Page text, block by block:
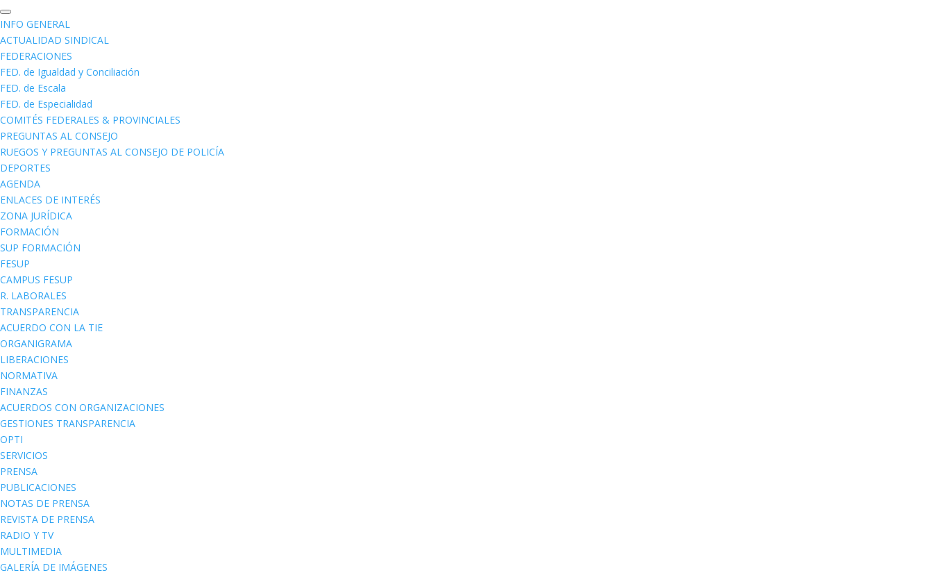
INFO GENERAL
ACTUALIDAD SINDICAL
FEDERACIONES
FED. de Igualdad y Conciliación
FED. de Escala
FED. de Especialidad
COMITÉS FEDERALES & PROVINCIALES
PREGUNTAS AL CONSEJO
RUEGOS Y PREGUNTAS AL CONSEJO DE POLICÍA
DEPORTES
AGENDA
ENLACES DE INTERÉS
ZONA JURÍDICA
FORMACIÓN
SUP FORMACIÓN
FESUP
CAMPUS FESUP
R. LABORALES
TRANSPARENCIA
ACUERDO CON LA TIE
ORGANIGRAMA
LIBERACIONES
NORMATIVA
FINANZAS
ACUERDOS CON ORGANIZACIONES
GESTIONES TRANSPARENCIA
OPTI
SERVICIOS
PRENSA
PUBLICACIONES
NOTAS DE PRENSA
REVISTA DE PRENSA
RADIO Y TV
MULTIMEDIA
GALERÍA DE IMÁGENES